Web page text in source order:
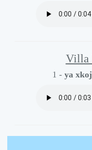
Villa
1 - ya xkoj